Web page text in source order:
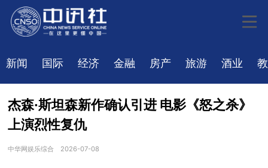
新闻 国际 经济 金融 房产 旅游 酒业
杰森·斯坦森新作确认引进 电影《怒之杀》
上演烈性复仇
中华网娱乐综合 2026-07-08